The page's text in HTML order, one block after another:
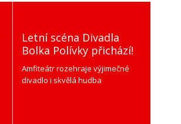
Letní scéna Divadla
Bolka Polívky přichází!
Amfiteátr rozehraje výjimečné
divadlo i skvělá hudba